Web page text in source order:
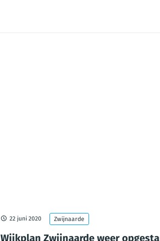
22 juni 2020 Zwijnaarde
Wijkplan Zwijnaarde weer